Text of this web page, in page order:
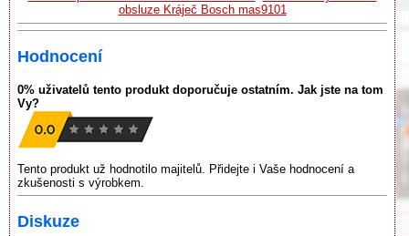
obsluze Kráječ Bosch mas9101
Hodnocení
0% uživatelů tento produkt doporučuje ostatním. Jak jste na tom
Vy?
Tento produkt už hodnotilo majitelů. Přidejte i Vaše hodnocení a
zkušenosti s výrobkem.
Diskuze